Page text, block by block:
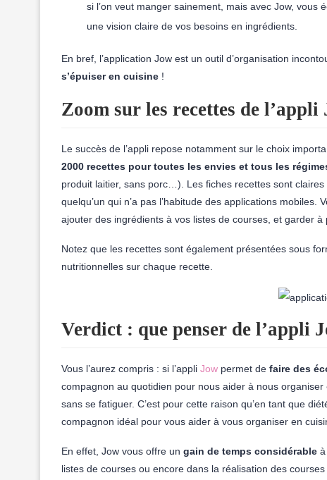
si l’on veut manger sainement, mais avec Jow,
une vision claire de vos besoins en ingrédients.
En bref, l’application Jow est un outil d’organisation
s’épuiser en cuisine !
Zoom sur les recettes de l’appli
Le succès de l’appli repose notamment sur le choix
2000 recettes pour toutes les envies et tous les
produit laitier, sans porc…). Les fiches recettes sont
quelqu’un qui n’a pas l’habitude des applications
ajouter des ingrédients à vos listes de courses, et garder
Notez que les recettes sont également présentées sous
nutritionnelles sur chaque recette.
Verdict : que penser de l’appli
Vous l’aurez compris : si l’appli Jow permet de faire des
compagnon au quotidien pour nous aider à nous organiser
sans se fatiguer. C’est pour cette raison qu’en tant que
compagnon idéal pour vous aider à vous organiser en
En effet, Jow vous offre un gain de temps considérable
listes de courses ou encore dans la réalisation des